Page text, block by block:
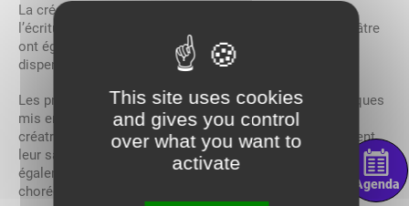
Agenda
La création chorégraphique pour les élèves danseurs,
l’écriture scénique et dramatique pour les élèves de théâtre
ont également une place importante dans les cursus
dispensés.
Les processus créatifs sont au cœur des projets artistiques
mis en œuvre par l’équipe enseignante. Une pédagogie
créatrice où
les enseignantsqui encadrent et transmettent
leur savoir-faire aux élèves sont des artistes à part entière et
également pour certains et certaines des compositeurs,
chorégraphes, metteurs en scène, auteurs.
This site uses cookies
and gives you control
over what you want to
activate